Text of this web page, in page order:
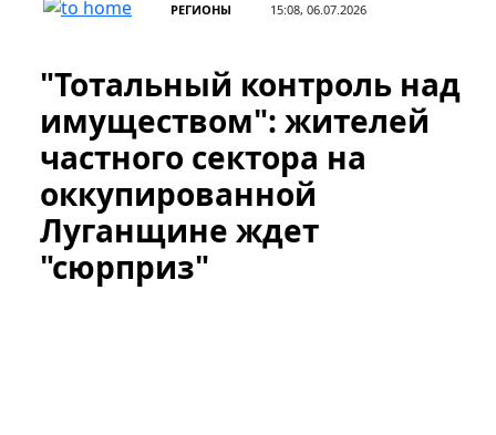
РЕГИОНЫ 15:08, 06.07.2026
"Тотальный контроль над
имуществом": жителей
частного сектора на
оккупированной
Луганщине ждет
"сюрприз"